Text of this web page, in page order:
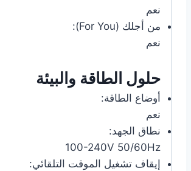
نعم
من أجلك (For You):
نعم
حلول الطاقة والبيئة
أوضاع الطاقة:
نعم
نطاق الجهد:
100-240V 50/60Hz
إيقاف تشغيل الموقت التلقائي: